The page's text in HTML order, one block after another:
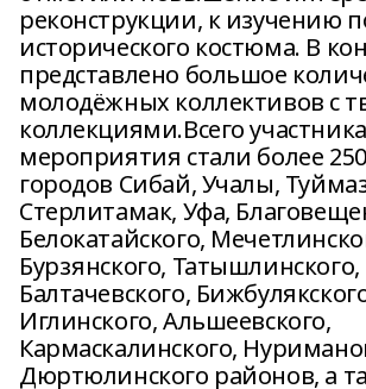
реконструкции, к изучению
исторического костюма. В
представлено большое
молодёжных коллективов с
коллекциями.Всего
мероприятия стали более
городов Сибай, Учалы,
Стерлитамак, Уфа,
Белокатайского,
Бурзянского, Татышлинского,
Балтачевского,
Иглинского, Альшеевского,
Кармаскалинского,
Дюртюлинского районов, а